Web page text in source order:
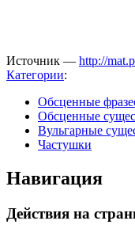
Источник — http://
Категории:
Обсценные
Обсценные
Вульгарные
Частушки
Навигация
Действия на